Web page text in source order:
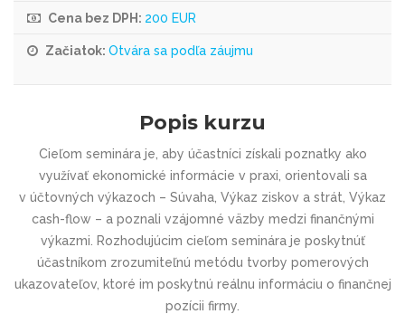
Cena bez DPH: 200 EUR
Začiatok: Otvára sa podľa záujmu
Popis kurzu
Cieľom seminára je, aby účastníci získali poznatky ako
využívať ekonomické informácie v praxi, orientovali sa
v účtovných výkazoch – Súvaha, Výkaz ziskov a strát, Výkaz
cash-flow – a poznali vzájomné väzby medzi finančnými
výkazmi. Rozhodujúcim cieľom seminára je poskytnúť
účastníkom zrozumiteľnú metódu tvorby pomerových
ukazovateľov, ktoré im poskytnú reálnu informáciu o finančnej
pozícii firmy.